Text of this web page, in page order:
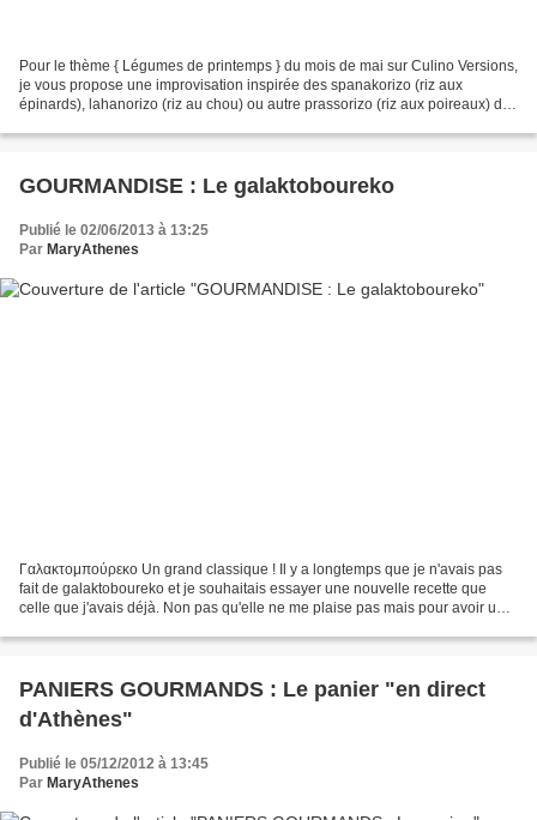
Pour le thème { Légumes de printemps } du mois de mai sur Culino Versions,
je vous propose une improvisation inspirée des spanakorizo (riz aux
épinards), lahanorizo (riz au chou) ou autre prassorizo (riz aux poireaux) de
GOURMANDISE : Le galaktoboureko
Publié le 02/06/2013 à 13:25
Par MaryAthenes
Γαλακτομπούρεκο Un grand classique ! Il y a longtemps que je n'avais pas
fait de galaktoboureko et je souhaitais essayer une nouvelle recette que
celle que j'avais déjà. Non pas qu'elle ne me plaise pas mais pour avoir une
PANIERS GOURMANDS : Le panier "en direct
d'Athènes"
Publié le 05/12/2012 à 13:45
Par MaryAthenes